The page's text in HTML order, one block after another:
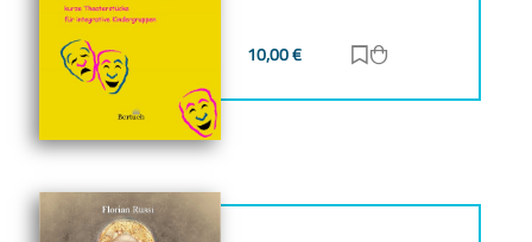
10,00€ Zur Merkliste